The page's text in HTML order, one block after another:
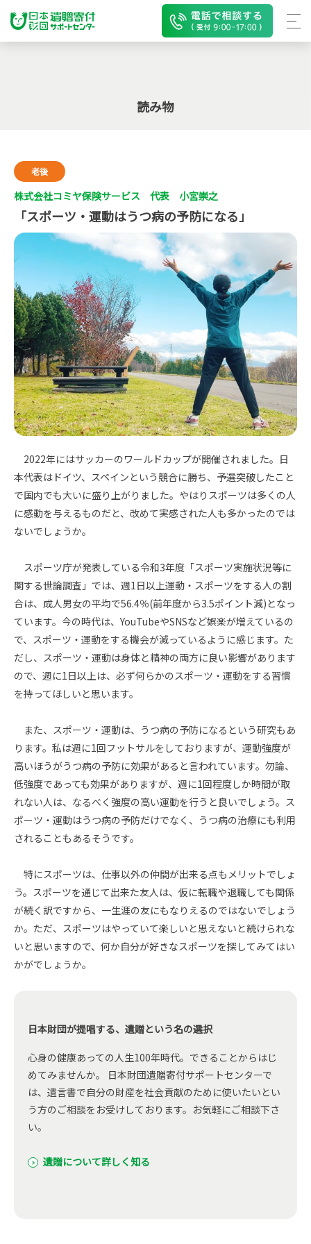
読み物
老後
株式会社コミヤ保険サービス 代表 小宮崇之
「スポーツ・運動はうつ病の予防になる」
2022年にはサッカーのワールドカップが開催されました。日
本代表はドイツ、スペインという競合に勝ち、予選突破したこと
で国内でも大いに盛り上がりました。やはりスポーツは多くの人
に感動を与えるものだと、改めて実感された人も多かったのでは
ないでしょうか。
スポーツ庁が発表している令和3年度「スポーツ実施状況等に
関する世論調査」では、週1日以上運動・スポーツをする人の割
合は、成人男女の平均で56.4％(前年度から3.5ポイント減)となっ
ています。今の時代は、YouTubeやSNSなど娯楽が増えているの
で、スポーツ・運動をする機会が減っているように感じます。た
だし、スポーツ・運動は身体と精神の両方に良い影響があります
ので、週に1日以上は、必ず何らかのスポーツ・運動をする習慣
を持ってほしいと思います。
また、スポーツ・運動は、うつ病の予防になるという研究もあ
ります。私は週に1回フットサルをしておりますが、運動強度が
高いほうがうつ病の予防に効果があると言われています。勿論、
低強度であっても効果がありますが、週に1回程度しか時間が取
れない人は、なるべく強度の高い運動を行うと良いでしょう。ス
ポーツ・運動はうつ病の予防だけでなく、うつ病の治療にも利用
されることもあるそうです。
特にスポーツは、仕事以外の仲間が出来る点もメリットでしょ
う。スポーツを通じて出来た友人は、仮に転職や退職しても関係
が続く訳ですから、一生涯の友にもなりえるのではないでしょう
か。ただ、スポーツはやっていて楽しいと思えないと続けられな
いと思いますので、何か自分が好きなスポーツを探してみてはい
かがでしょうか。
日本財団が提唱する、遺贈という名の選択
心身の健康あっての人生100年時代。できることからはじ
めてみませんか。 日本財団遺贈寄付サポートセンターで
は、遺言書で自分の財産を社会貢献のために使いたいとい
う方のご相談をお受けしております。お気軽にご相談下さ
い。
遺贈について詳しく知る